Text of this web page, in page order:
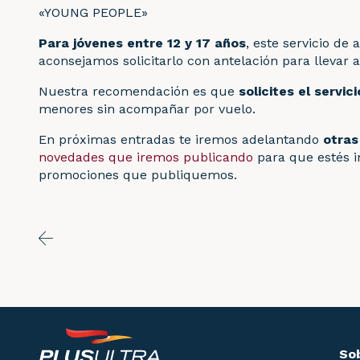
«YOUNG PEOPLE»
Para jóvenes entre 12 y 17 años, este servicio de
aconsejamos solicitarlo con antelación para llevar
Nuestra recomendación es que solicites el
menores sin acompañar por vuelo.
En próximas entradas te iremos adelantando
novedades que iremos publicando para que estés
promociones que publiquemos.